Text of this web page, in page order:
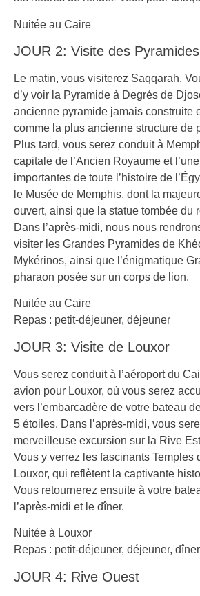
Nuitée au Caire
JOUR 2: Visite des
Le matin, vous visiterez Saqqarah.
d’y voir la Pyramide à Degrés de
ancienne pyramide jamais construite
comme la plus ancienne structure de
Plus tard, vous serez conduit à
capitale de l’Ancien Royaume et
importantes de toute l’histoire de
le Musée de Memphis, dont la
ouvert, ainsi que la statue tombée du
Dans l’après-midi, nous nous
visiter les Grandes Pyramides de
Mykérinos, ainsi que l’énigmatique
pharaon posée sur un corps de lion.
Nuitée au Caire
Repas : petit-déjeuner, déjeuner
JOUR 3: Visite de Louxor
Vous serez conduit à l’aéroport du
avion pour Louxor, où vous serez
vers l’embarcadère de votre bateau
5 étoiles. Dans l’après-midi, vous
merveilleuse excursion sur la Rive
Vous y verrez les fascinants Temples
Louxor, qui reflètent la captivante
Vous retournerez ensuite à votre
l’après-midi et le dîner.
Nuitée à Louxor
Repas : petit-déjeuner, déjeuner, dîner
JOUR 4: Rive Ouest